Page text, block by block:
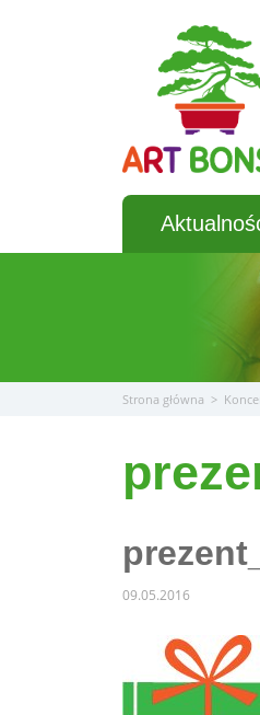
Strona główna >
09.05.2016